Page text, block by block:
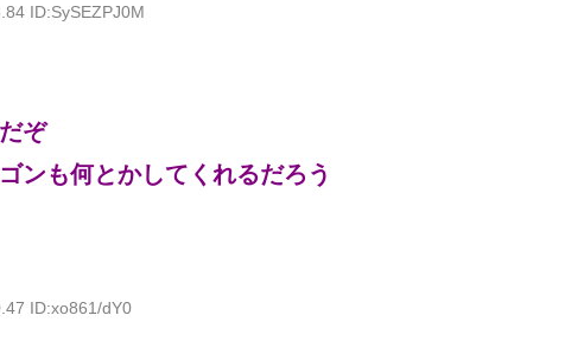
ID:SySEZPJ0M
ぞ
ンも何とかしてくれるだろう
ID:xo861/dY0